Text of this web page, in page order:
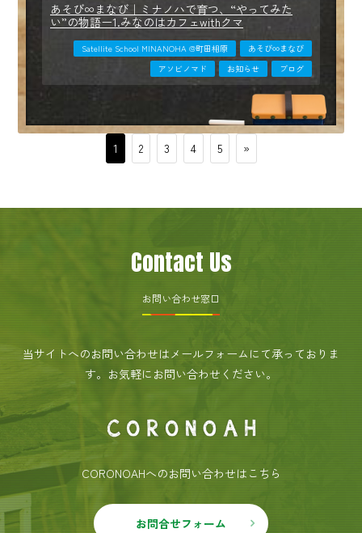
あそび∞まなび｜ミナノハで育つ、“やってみた
い”の物語ー1.みなのはカフェwithクマ
Satellite School MINANOHA @町田相原
あそび∞まなび
アソビノマド
お知らせ ブログ
1 2 3 4 5 »
Contact Us
お問い合わせ窓口
当サイトへのお問い合わせはメールフォームにて承っておりま
す。 お気軽にお問い合わせください。
CORONOAHへのお問い合わせはこちら
お問合せフォーム